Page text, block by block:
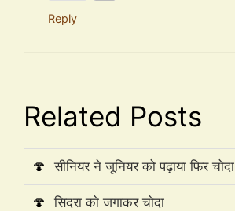
Reply
Related Posts
🍄 सीनियर ने जूनियर को पढ़ाया फिर चोदा
🍄 सिदरा को जगाकर चोदा